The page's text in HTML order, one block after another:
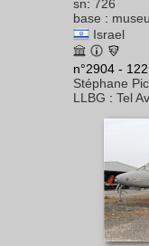
sn: 726
base :
Israel
n°2904 -
Stéphane
LLBG : Tel